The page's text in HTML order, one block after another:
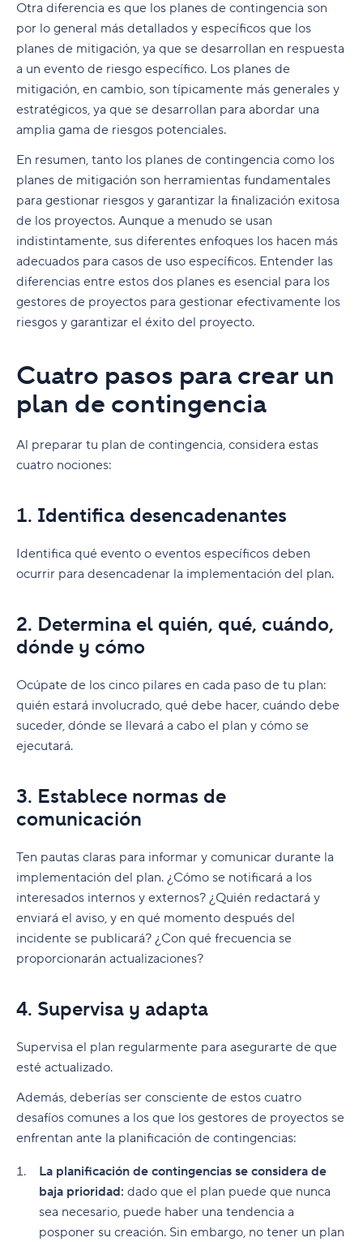
Otra diferencia es que los planes de contingencia son
por lo general más detallados y específicos que los
planes de mitigación, ya que se desarrollan en respuesta
a un evento de riesgo específico. Los planes de
mitigación, en cambio, son típicamente más generales y
estratégicos, ya que se desarrollan para abordar una
amplia gama de riesgos potenciales.
En resumen, tanto los planes de contingencia como los
planes de mitigación son herramientas fundamentales
para gestionar riesgos y garantizar la finalización exitosa
de los proyectos. Aunque a menudo se usan
indistintamente, sus diferentes enfoques los hacen más
adecuados para casos de uso específicos. Entender las
diferencias entre estos dos planes es esencial para los
gestores de proyectos para gestionar efectivamente los
riesgos y garantizar el éxito del proyecto.
Cuatro pasos para crear un
plan de contingencia
Al preparar tu plan de contingencia, considera estas
cuatro nociones:
1. Identifica desencadenantes
Identifica qué evento o eventos específicos deben
ocurrir para desencadenar la implementación del plan.
2. Determina el quién, qué, cuándo,
dónde y cómo
Ocúpate de los cinco pilares en cada paso de tu plan:
quién estará involucrado, qué debe hacer, cuándo debe
suceder, dónde se llevará a cabo el plan y cómo se
ejecutará.
3. Establece normas de
comunicación
Ten pautas claras para informar y comunicar durante la
implementación del plan. ¿Cómo se notificará a los
interesados internos y externos? ¿Quién redactará y
enviará el aviso, y en qué momento después del
incidente se publicará? ¿Con qué frecuencia se
proporcionarán actualizaciones?
4. Supervisa y adapta
Supervisa el plan regularmente para asegurarte de que
esté actualizado.
Además, deberías ser consciente de estos cuatro
desafíos comunes a los que los gestores de proyectos se
enfrentan ante la planificación de contingencias:
La planificación de contingencias se considera de
baja prioridad: dado que el plan puede que nunca
sea necesario, puede haber una tendencia a
posponer su creación. Sin embargo, no tener un plan